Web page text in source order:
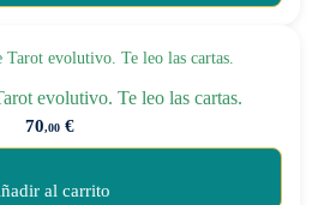
evolutivo. Te leo las cartas.
70,00 €
al carrito